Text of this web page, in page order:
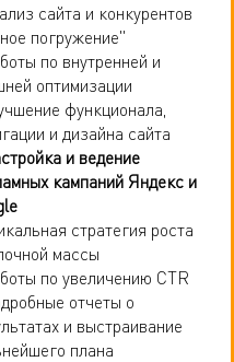
сайта и конкурентов
погружение"
по внутренней и
оптимизации
функционала,
и дизайна сайта
и ведение
кампаний Яндекс и
стратегия роста
массы
по увеличению CTR
отчеты о
и выстраивание
плана